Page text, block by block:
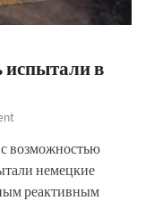
в
возможностью
немецкие
реактивным